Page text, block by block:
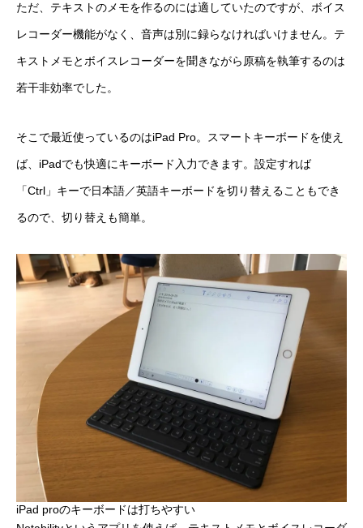
ただ、テキストのメモを作るのには適していたのですが、ボイス
レコーダー機能がなく、音声は別に録らなければいけません。テ
キストメモとボイスレコーダーを聞きながら原稿を執筆するのは
若干非効率でした。
そこで最近使っているのはiPad Pro。スマートキーボードを使え
ば、iPadでも快適にキーボード入力できます。設定すれば
「Ctrl」キーで日本語／英語キーボードを切り替えることもでき
るので、切り替えも簡単。
iPad proのキーボードは打ちやすい